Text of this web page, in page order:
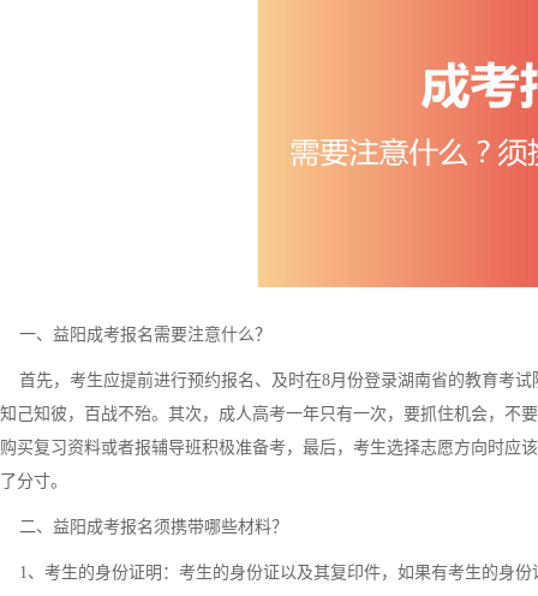
一、益阳成考报名需要注意什么？
首先，考生应提前进行预约报名、及时在8月份登录湖南省的教育考
知己知彼，百战不殆。其次，成人高考一年只有一次，要抓住机会，不
购买复习资料或者报辅导班积极准备考，最后，考生选择志愿方向时应
了分寸。
二、益阳成考报名须携带哪些材料？
1、考生的身份证明：考生的身份证以及其复印件，如果有考生的身